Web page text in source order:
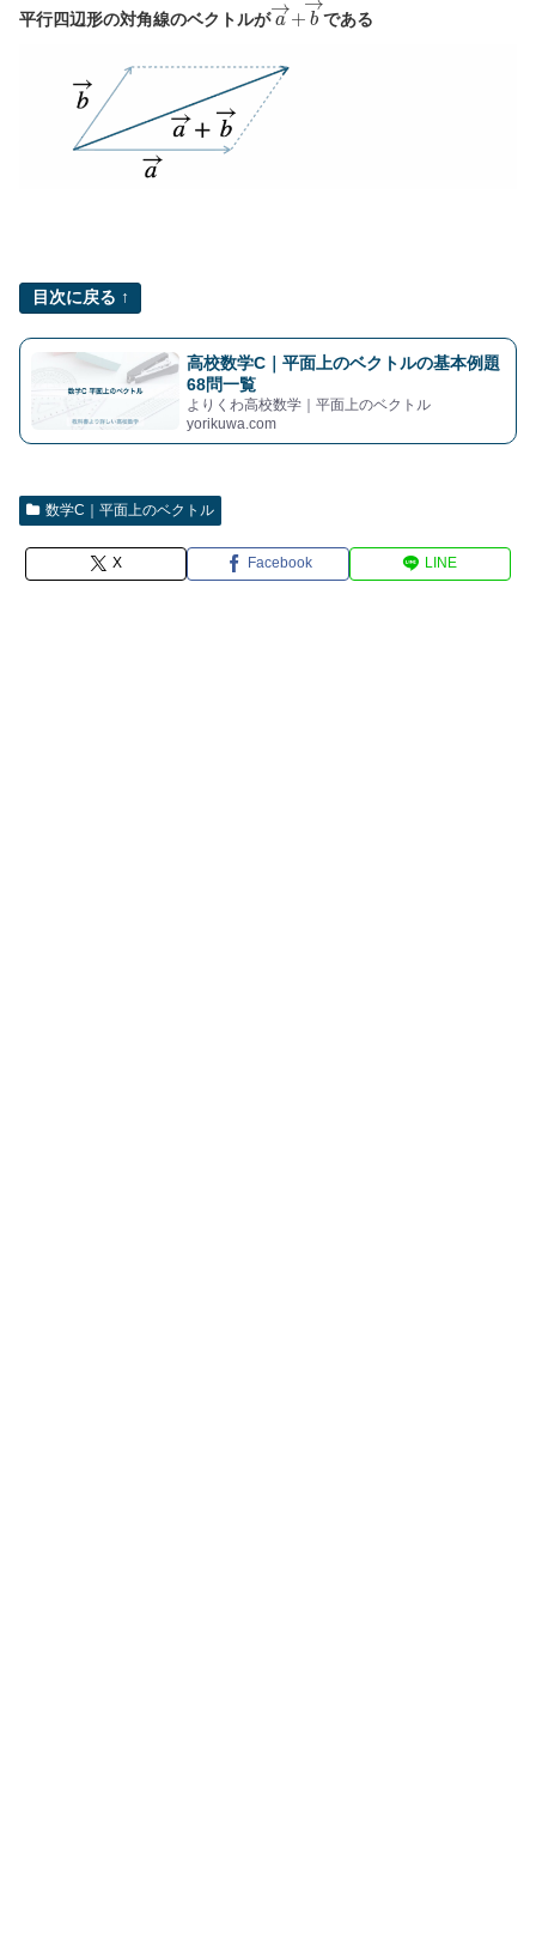
平行四辺形の対角線のベクトルがa→+b→
である
目次に戻る ↑
高校数学C｜平面上のベクトルの基本例題
68問一覧
よりくわ高校数学｜平面上のベクトル
yorikuwa.com
数学C｜平面上のベクトル
X Facebook LINE